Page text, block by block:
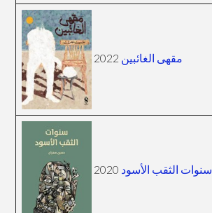
مقهى الغائبين
سنوات الثقب الأسود